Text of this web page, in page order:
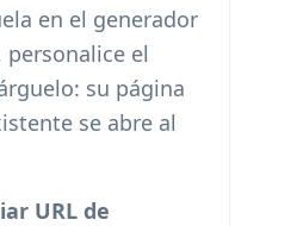
en el generador
personalice el
su página
se abre al
URL de